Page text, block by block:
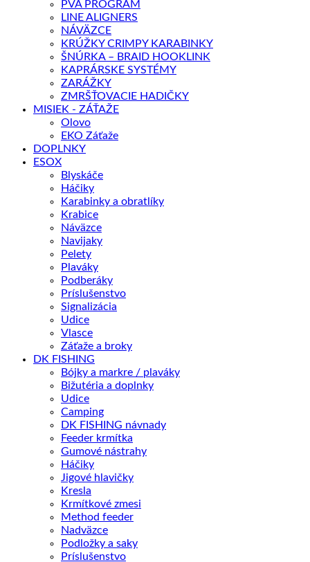
PVA PROGRAM
LINE ALIGNERS
NÁVÄZCE
KRÚŽKY CRIMPY KARABINKY
ŠNÚRKA – BRAID HOOKLINK
KAPRÁRSKE SYSTÉMY
ZARÁŽKY
ZMRŠŤOVACIE HADIČKY
MISIEK - ZÁŤAŽE
Olovo
EKO Záťaže
DOPLNKY
ESOX
Blyskáče
Háčiky
Karabinky a obratlíky
Krabice
Náväzce
Navijaky
Pelety
Plaváky
Podberáky
Príslušenstvo
Signalizácia
Udice
Vlasce
Záťaže a broky
DK FISHING
Bójky a markre / plaváky
Bižutéria a doplnky
Udice
Camping
DK FISHING návnady
Feeder krmítka
Gumové nástrahy
Háčiky
Jigové hlavičky
Kresla
Krmítkové zmesi
Method feeder
Nadväzce
Podložky a saky
Príslušenstvo